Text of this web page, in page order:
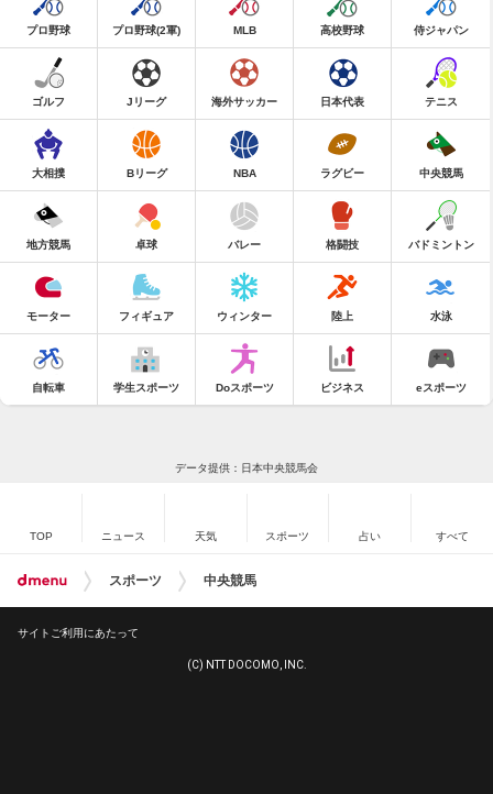
プロ野球 プロ野球(2軍) MLB 高校野球 侍ジャパン
ゴルフ Jリーグ 海外サッカー 日本代表 テニス
大相撲 Bリーグ NBA ラグビー 中央競馬
地方競馬 卓球 バレー 格闘技 バドミントン
モーター フィギュア ウィンター 陸上 水泳
自転車 学生スポーツ Doスポーツ ビジネス eスポーツ
データ提供：日本中央競馬会
TOP ニュース 天気 スポーツ 占い すべて
スポーツ 中央競馬
サイトご利用にあたって
(C) NTT DOCOMO, INC.